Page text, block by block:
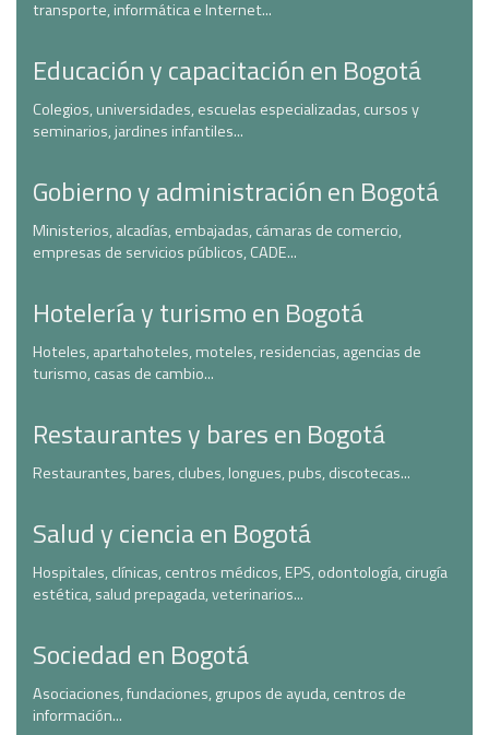
transporte, informática e Internet...
Educación y capacitación en Bogotá
Colegios, universidades, escuelas especializadas, cursos y
seminarios, jardines infantiles...
Gobierno y administración en Bogotá
Ministerios, alcadías, embajadas, cámaras de comercio,
empresas de servicios públicos, CADE...
Hotelería y turismo en Bogotá
Hoteles, apartahoteles, moteles, residencias, agencias de
turismo, casas de cambio...
Restaurantes y bares en Bogotá
Restaurantes, bares, clubes, longues, pubs, discotecas...
Salud y ciencia en Bogotá
Hospitales, clínicas, centros médicos, EPS, odontología, cirugía
estética, salud prepagada, veterinarios...
Sociedad en Bogotá
Asociaciones, fundaciones, grupos de ayuda, centros de
información...